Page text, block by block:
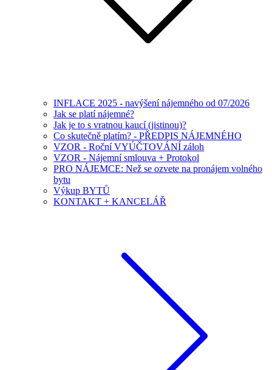
INFLACE 2025 - navýšení nájemného od 07/2026
Jak se platí nájemné?
Jak je to s vratnou kaucí (jistinou)?
Co skutečně platím? - PŘEDPIS NÁJEMNÉHO
VZOR - Roční VYÚČTOVÁNÍ záloh
VZOR - Nájemní smlouva + Protokol
PRO NÁJEMCE: Než se ozvete na pronájem volného
bytu
Výkup BYTŮ
KONTAKT + KANCELÁŘ